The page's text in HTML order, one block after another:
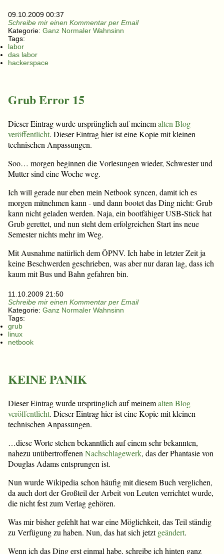
09.10.2009 00:37
Schreibe mir einen Kommentar per Email
Kategorie: Ganz Normaler Wahnsinn
Tags:
labor
das labor
hackerspace
Grub Error 15
Dieser Eintrag wurde ursprünglich auf meinemalten Blog
veröffentlicht. Dieser Eintrag hier ist eine Kopie mit kleinen
technischen Anpassungen.
Soo… morgen beginnen die Vorlesungen wieder, Schwester und
Mutter sind eine Woche weg.
Ich will gerade nur eben mein Netbook syncen, damit ich es
morgen mitnehmen kann - und dann bootet das Ding nicht: Grub
kann nicht geladen werden. Naja, ein bootfähiger USB-Stick hat
Grub gerettet, und nun steht dem erfolgreichen Start ins neue
Semester nichts mehr im Weg.
Mit Ausnahme natürlich dem ÖPNV. Ich habe in letzter Zeit ja
keine Beschwerden geschrieben, was aber nur daran lag, dass ich
kaum mit Bus und Bahn gefahren bin.
11.10.2009 21:50
Schreibe mir einen Kommentar per Email
Kategorie: Ganz Normaler Wahnsinn
Tags:
grub
linux
netbook
KEINE PANIK
Dieser Eintrag wurde ursprünglich auf meinemalten Blog
veröffentlicht. Dieser Eintrag hier ist eine Kopie mit kleinen
technischen Anpassungen.
…diese Worte stehen bekanntlich auf einem sehr bekannten,
nahezu unübertroffenen Nachschlagewerk, das der Phantasie von
Douglas Adams entsprungen ist.
Nun wurde Wikipedia schon häufig mit diesem Buch verglichen,
da auch dort der Großteil der Arbeit von Leuten verrichtet wurde,
die nicht fest zum Verlag gehören.
Was mir bisher gefehlt hat war eine Möglichkeit, das Teil ständig
zu Verfügung zu haben. Nun, das hat sich jetztgeändert.
Wenn ich das Ding erst einmal habe, schreibe ich hinten ganz